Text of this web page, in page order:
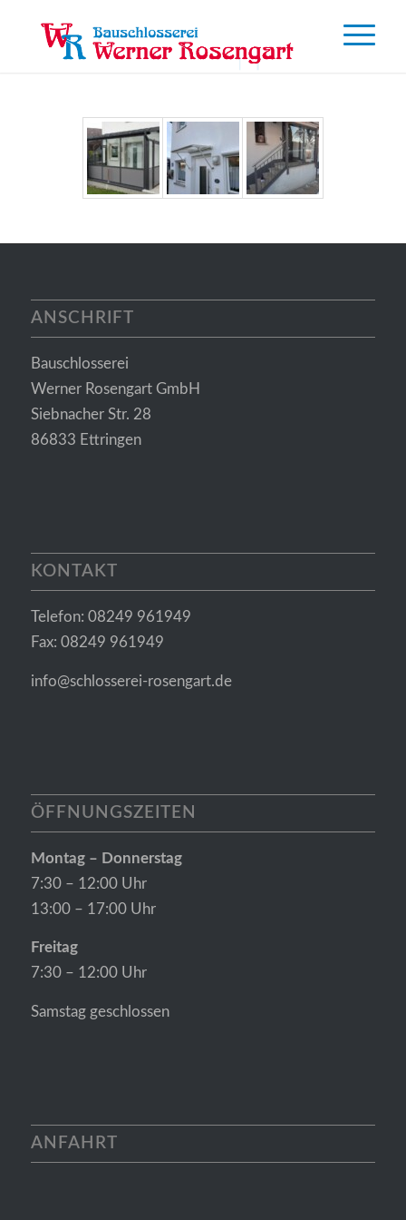
ANSCHRIFT
Bauschlosserei
Werner Rosengart GmbH
Siebnacher Str. 28
86833 Ettringen
KONTAKT
Telefon: 08249 961949
Fax: 08249 961949
info@schlosserei-rosengart.de
ÖFFNUNGSZEITEN
Montag – Donnerstag
7:30 – 12:00 Uhr
13:00 – 17:00 Uhr
Freitag
7:30 – 12:00 Uhr
Samstag geschlossen
ANFAHRT